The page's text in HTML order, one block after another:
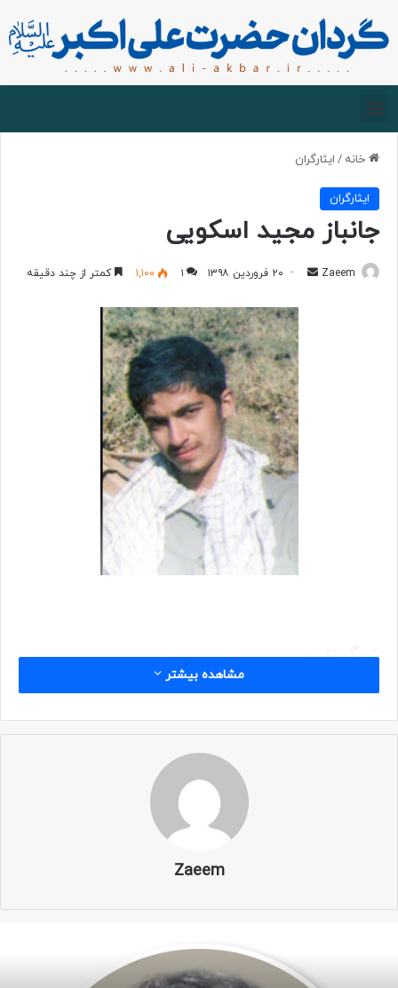
خانه / ایثارگران
ایثارگران
جانباز مجید اسکویی
Zaeem ۲۰ فروردین ۱۳۹۸ ۱ ۱,۱۰۰ کمتر از چند دقیقه
زندگینامه
جانباز مجید اسکویی در پنجمین روز از پنجمین ماه سال ۱۳۶۷ در
عملیات دفاع سراسری قطع نخاع شد و به مقام جانبازی رسید.
مشاهده بیشتر
Zaeem